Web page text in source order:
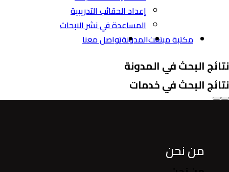
إعداد الحقائب التدريبية
المساعدة في نشر الابحاث
مكتبة مبتعثالمدونةتواصل معنا
نتائج البحث في المدونة
نتائج البحث في خدمات
من نحن